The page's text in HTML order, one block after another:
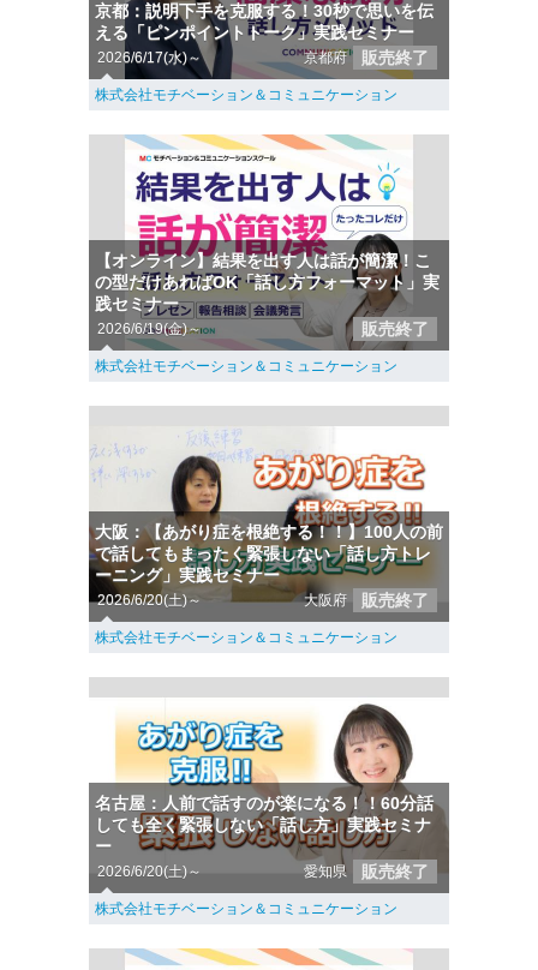
京都：説明下手を克服する！30秒で思いを伝
える「ピンポイントトーク」実践セミナー
2026/6/17(水)～ 京都府 販売終了
株式会社モチベーション＆コミュニケーション
【オンライン】結果を出す人は話が簡潔！こ
の型だけあればOK「話し方フォーマット」実
践セミナー
2026/6/19(金)～ 販売終了
株式会社モチベーション＆コミュニケーション
大阪：【あがり症を根絶する！！】100人の前
で話してもまったく緊張しない「話し方トレ
ーニング」実践セミナー
2026/6/20(土)～ 大阪府 販売終了
株式会社モチベーション＆コミュニケーション
名古屋：人前で話すのが楽になる！！60分話
しても全く緊張しない「話し方」実践セミナ
ー
2026/6/20(土)～ 愛知県 販売終了
株式会社モチベーション＆コミュニケーション